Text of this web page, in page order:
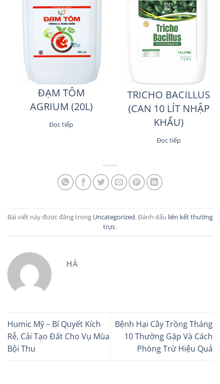
ĐẠM TÔM
AGRIUM (20L)
Đọc tiếp
TRICHO BACILLUS
(CAN 10 LÍT NHẬP
KHẨU)
Đọc tiếp
Bài viết này được đăng trong Uncategorized. Đánh dấu liên kết thường
trực.
HÀ
Humic Mỹ – Bí Quyết Kích
Rễ, Cải Tạo Đất Cho Vụ Mùa
Bội Thu
Bệnh Hại Cây Trồng Tháng
10 Thường Gặp Và Cách
Phòng Trừ Hiệu Quả